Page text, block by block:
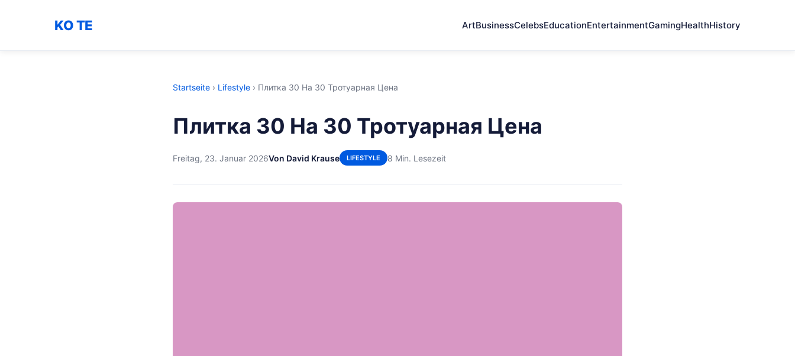
KO TE ArtBusinessCelebsEducationEntertainmentGamingHealthHistory
Startseite › Lifestyle › Плитка 30 На 30 Тротуарная Цена
Плитка 30 На 30 Тротуарная Цена
Freitag, 23. Januar 2026Von David Krause LIFESTYLE 8 Min. Lesezeit